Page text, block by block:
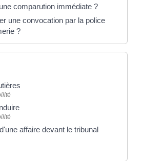
comparution immédiate ?
une convocation par la police
?
affaire devant le tribunal